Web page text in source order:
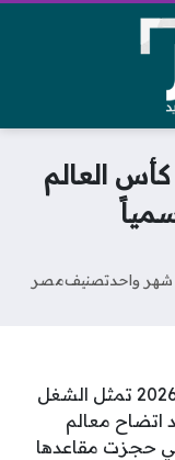
دور 8 في كأس العالم
شهر واحدتصنيفمصر
مواعيد مباريات دور 8 في كأس العالم 2026 تمثل الشغل
اتضاح معالم
حجزت مقاعدها